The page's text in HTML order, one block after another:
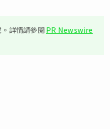
詳情請參閱PR Newswire